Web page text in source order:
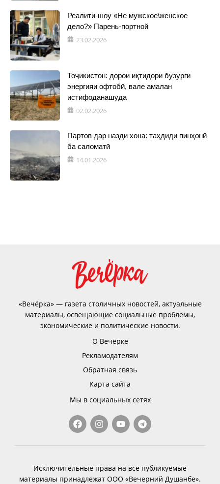
Реалити-шоу «Не мужское\женское
дело?» Парень-портной
23.02.2026
Тоҷикистон: дорои иқтидори бузурги
энергияи офтобӣ, вале амалан
истифоданашуда
02.02.2026
Партов дар назди хона: таҳдиди пинҳонӣ
ба саломатӣ
14.01.2026
«Вечёрка» — газета столичных новостей, актуальные
материалы, освещающие социальные проблемы,
экономические и политические новости.
О Вечёрке
Рекламодателям
Обратная связь
Карта сайта
Мы в социальных сетях
Исключительные права на все публикуемые
материалы принадлежат ООО «Вечерний Душанбе».